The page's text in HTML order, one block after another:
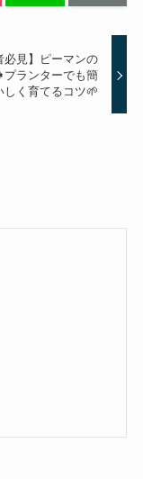
必見】ピーマンの
プランターでも簡
しく育てるコツ🌱